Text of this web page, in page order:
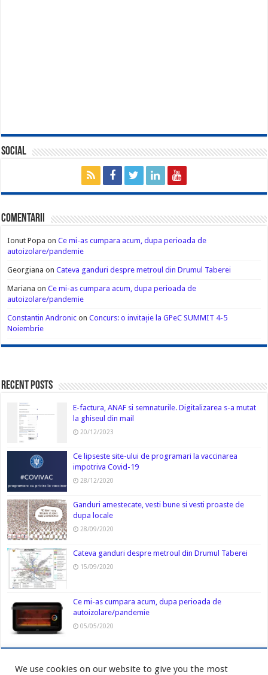
Social
Comentarii
Ionut Popa onCe mi-as cumpara acum, dupa perioada de
autoizolare/pandemie
Georgiana onCateva ganduri despre metroul din Drumul Taberei
Mariana onCe mi-as cumpara acum, dupa perioada de
autoizolare/pandemie
Constantin Andronic onConcurs: o invitație la GPeC SUMMIT 4-5
Noiembrie
Recent Posts
E-factura, ANAF si semnaturile. Digitalizarea s-a mutat
la ghiseul din mail
20/12/2023
Ce lipseste site-ului de programari la vaccinarea
impotriva Covid-19
28/12/2020
Ganduri amestecate, vesti bune si vesti proaste de
dupa locale
28/09/2020
Cateva ganduri despre metroul din Drumul Taberei
15/09/2020
Ce mi-as cumpara acum, dupa perioada de
autoizolare/pandemie
05/05/2020
We use cookies on our website to give you the most